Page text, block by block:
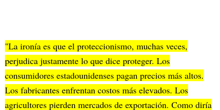
"La ironía es que el proteccionismo, muchas veces,
perjudica justamente lo que dice proteger. Los
consumidores estadounidenses pagan precios más altos.
Los fabricantes enfrentan costos más elevados. Los
agricultores pierden mercados de exportación. Como diría